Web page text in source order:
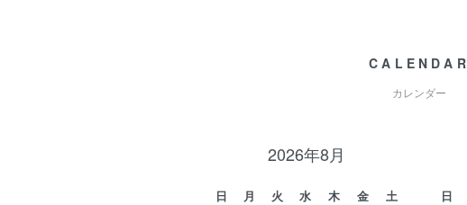
CALENDAR
カレンダー
2026年8月
日 月 火 水 木 金
土
日